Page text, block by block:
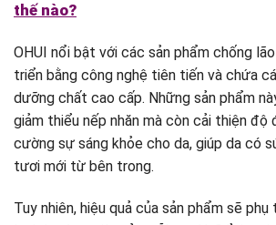
thế nào?
OHUI nổi bật với các sản phẩm chống
triển bằng công nghệ tiên tiến và chứa
dưỡng chất cao cấp. Những sản phẩm
giảm thiểu nếp nhăn mà còn cải thiện độ
cường sự sáng khỏe cho da, giúp da có
tươi mới từ bên trong.
Tuy nhiên, hiệu quả của sản phẩm sẽ